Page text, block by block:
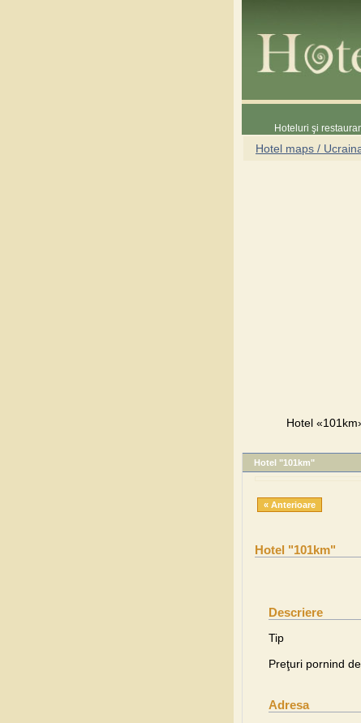
Hoteluri şi
Hotel maps /
Hotel
Hotel "101km"
« Anterioare
Hotel "101km"
Descriere
Tip
Preţuri pornind
Adresa